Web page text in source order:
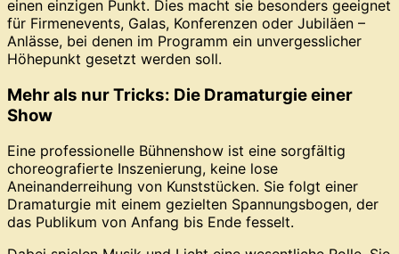
einen einzigen Punkt. Dies macht sie besonders geeignet
für Firmenevents, Galas, Konferenzen oder Jubiläen –
Anlässe, bei denen im Programm ein unvergesslicher
Höhepunkt gesetzt werden soll.
Mehr als nur Tricks: Die Dramaturgie einer
Show
Eine professionelle Bühnenshow ist eine sorgfältig
choreografierte Inszenierung, keine lose
Aneinanderreihung von Kunststücken. Sie folgt einer
Dramaturgie mit einem gezielten Spannungsbogen, der
das Publikum von Anfang bis Ende fesselt.